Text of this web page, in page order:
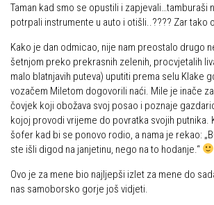
Taman kad smo se opustili i zapjevali…tamburaši
potrpali instrumente u auto i otišli..???? Zar tako
Kako je dan odmicao, nije nam preostalo drugo
šetnjom preko prekrasnih zelenih, procvjetalih
malo blatnjavih puteva) uputiti prema selu Klake
vozačem Miletom dogovorili naći. Mile je inače
čovjek koji obožava svoj posao i poznaje
kojoj provodi vrijeme do povratka svojih putnika.
šofer kad bi se ponovo rodio, a nama je rekao:
ste išli digod na janjetinu, nego na to hodanje.“
Ovo je za mene bio najljepši izlet za mene do
nas samoborsko gorje još vidjeti.